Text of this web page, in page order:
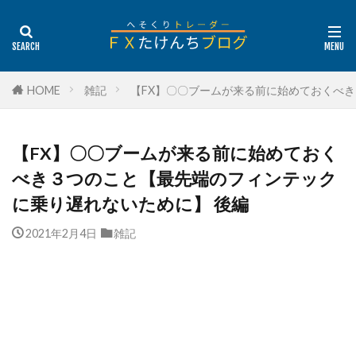
HOME 雑記 【FX】〇〇ブームが来る前に始めておくべ
【FX】〇〇ブームが来る前に始めておく
べき３つのこと【最先端のフィンテック
に乗り遅れないために】 後編
2021年2月4日 雑記